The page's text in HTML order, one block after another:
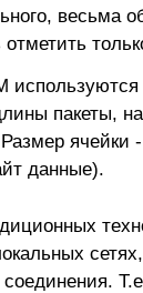
весьма
пакеты,
ячейки
данные).